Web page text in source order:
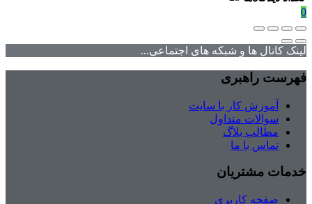
0
لینک کانال ها و شبکه های اجتماعی...
فهرست راهبری
آموزش کار با سایت
سوالات متداول
مطالب بلاگ
تماس با ما
خدمات مشتریان
صفحه کاربری